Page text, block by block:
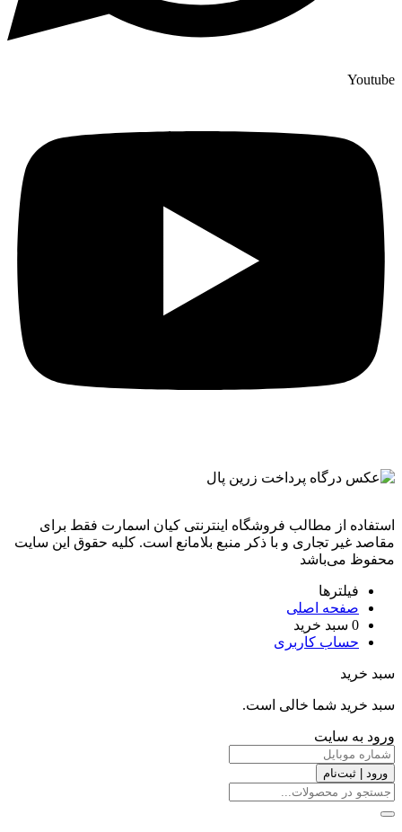
Youtube
استفاده از مطالب فروشگاه اینترنتی کیان اسمارت فقط برای
مقاصد غیر تجاری و با ذکر منبع بلامانع است. کليه حقوق اين سايت
محفوظ می‌باشد
فیلترها
صفحه اصلی
0 سبد خرید
حساب کاربری
سبد خرید
سبد خرید شما خالی است.
ورود به سایت
ورود | ثبت‌نام